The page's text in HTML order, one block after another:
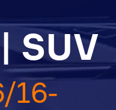
SUV
16-